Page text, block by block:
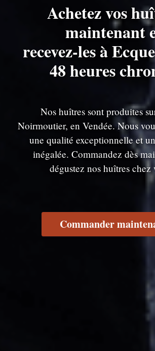
Achetez vos
maintenant
recevez-les à
48 heures
Nos huîtres sont produites
Noirmoutier, en Vendée. Nous
une qualité exceptionnelle et
inégalée. Commandez dès
dégustez nos huîtres chez
Commander